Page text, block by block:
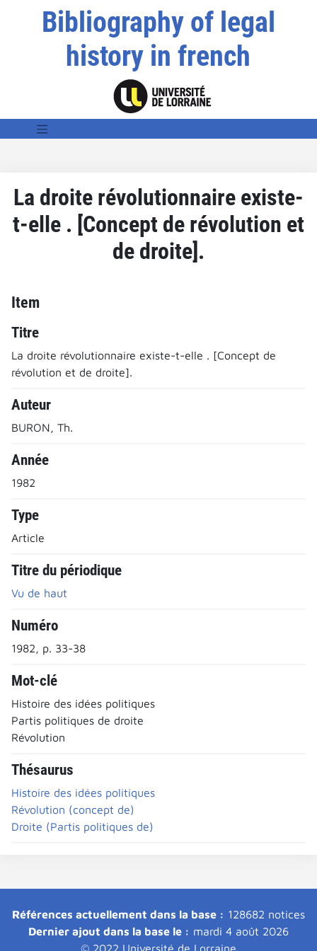
Bibliography of legal
history in french
La droite révolutionnaire existe-
t-elle . [Concept de révolution et
de droite].
Item
Titre
La droite révolutionnaire existe-t-elle . [Concept de
révolution et de droite].
Auteur
BURON, Th.
Année
1982
Type
Article
Titre du périodique
Vu de haut
Numéro
1982, p. 33-38
Mot-clé
Histoire des idées politiques
Partis politiques de droite
Révolution
Thésaurus
Histoire des idées politiques
Révolution (concept de)
Droite (Partis politiques de)
Références actuellement dans la base : 128682 notices
Dernier ajout dans la base le : mardi 4 août 2026
© 2022 Université de Lorraine